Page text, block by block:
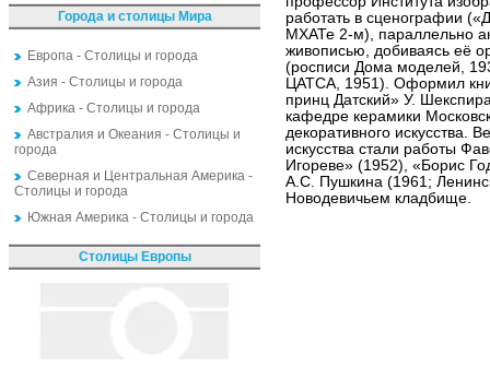
Города и столицы Мира
Европа - Столицы и города
Азия - Столицы и города
Африка - Столицы и города
Австралия и Океания - Столицы и
города
Северная и Центральная Америка -
Столицы и города
Южная Америка - Столицы и города
Столицы Европы
работать в сценографии
МХАТе 2-м), параллельно
живописью, добиваясь её
(росписи Дома моделей,
ЦАТСА, 1951). Оформил
принц Датский» У.
кафедре керамики
декоративного искусства.
искусства стали работы
Игореве» (1952), «Борис
А.С. Пушкина (1961;
Новодевичьем кладбище.